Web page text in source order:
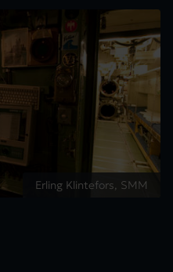
Erling Klintefors, SMM